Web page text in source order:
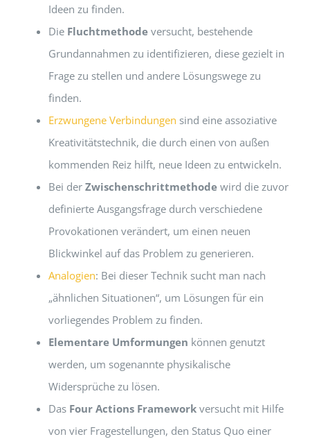
Ideen zu finden.
Die Fluchtmethodeversucht, bestehende
Grundannahmen zu identifizieren, diese gezielt in
Frage zu stellen und andere Lösungswege zu
finden.
Erzwungene Verbindungen sind eine assoziative
Kreativitätstechnik, die durch einen von außen
kommenden Reiz hilft, neue Ideen zu entwickeln.
Bei der Zwischenschrittmethodewird die zuvor
definierte Ausgangsfrage durch verschiedene
Provokationen verändert, um einen neuen
Blickwinkel auf das Problem zu generieren.
Analogien: Bei dieser Technik sucht man nach
„ähnlichen Situationen“, um Lösungen für ein
vorliegendes Problem zu finden.
Elementare Umformungen können genutzt
werden, um sogenannte physikalische
Widersprüche zu lösen.
Das Four Actions Frameworkversucht mit Hilfe
von vier Fragestellungen, den Status Quo einer